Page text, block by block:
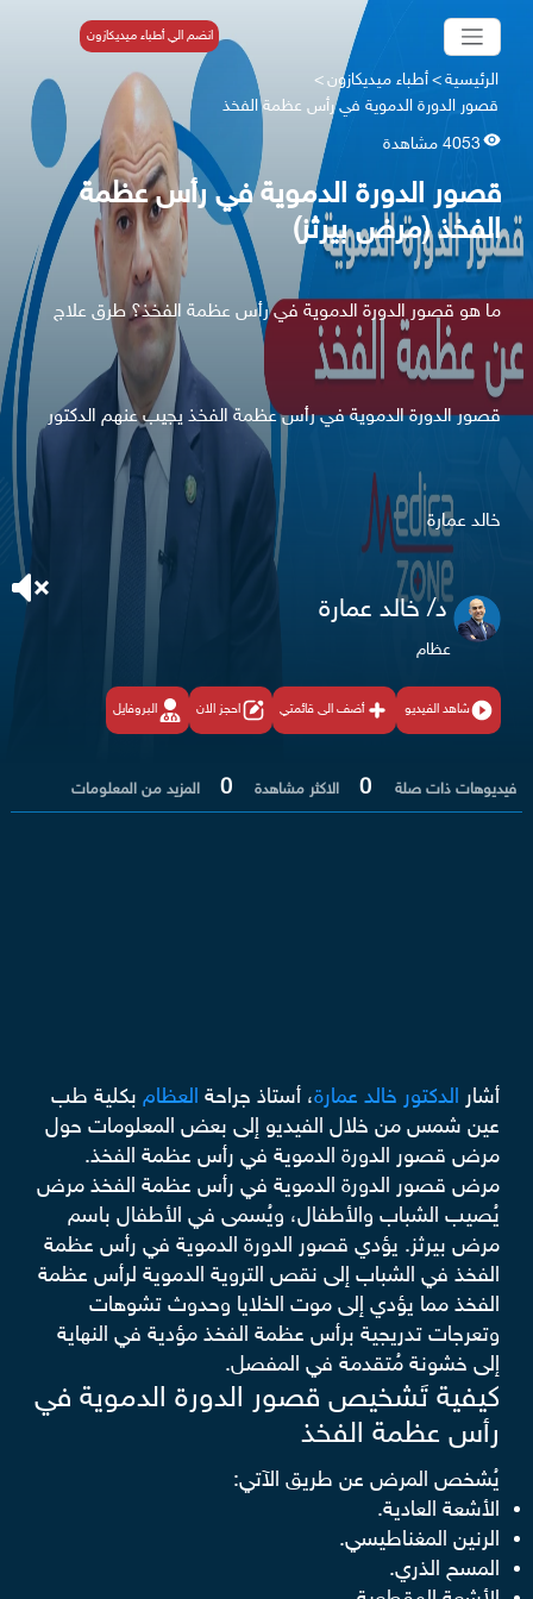
انضم الي أطباء ميديكازون
الرئيسية>أطباء ميديكازون>
قصور الدورة الدموية في رأس عظمة الفخذ
4053 مشاهدة
قصور الدورة الدموية في رأس عظمة
الفخذ (مرض بيرثز)
ما هو قصور الدورة الدموية في رأس عظمة الفخذ؟ طرق علاج
قصور الدورة الدموية في رأس عظمة الفخذ يجيب عنهم الدكتور
خالد عمارة
د/ خالد عمارة
عظام
شاهد الفيديو أضف الى قائمتي احجز الان البروفايل
فيديوهات ذات صلة 0 الاكثر مشاهدة 0 المزيد من المعلومات
أشار الدكتور خالد عمارة، أستاذ جراحة العظام بكلية طب
عين شمس من خلال الفيديو إلى بعض المعلومات حول
مرض قصور الدورة الدموية في رأس عظمة الفخذ.
مرض قصور الدورة الدموية في رأس عظمة الفخذ مرض
يُصيب الشباب والأطفال، ويُسمى في الأطفال باسم
مرض بيرثز. يؤدي قصور الدورة الدموية في رأس عظمة
الفخذ في الشباب إلى نقص التروية الدموية لرأس عظمة
الفخذ مما يؤدي إلى موت الخلايا وحدوث تشوهات
وتعرجات تدريجية برأس عظمة الفخذ مؤدية في النهاية
إلى خشونة مُتقدمة في المفصل.
كيفية تَشخيص قصور الدورة الدموية في
رأس عظمة الفخذ
يُشخص المرض عن طريق الآتي:
الأشعة العادية.
الرنين المغناطيسي.
المسح الذري.